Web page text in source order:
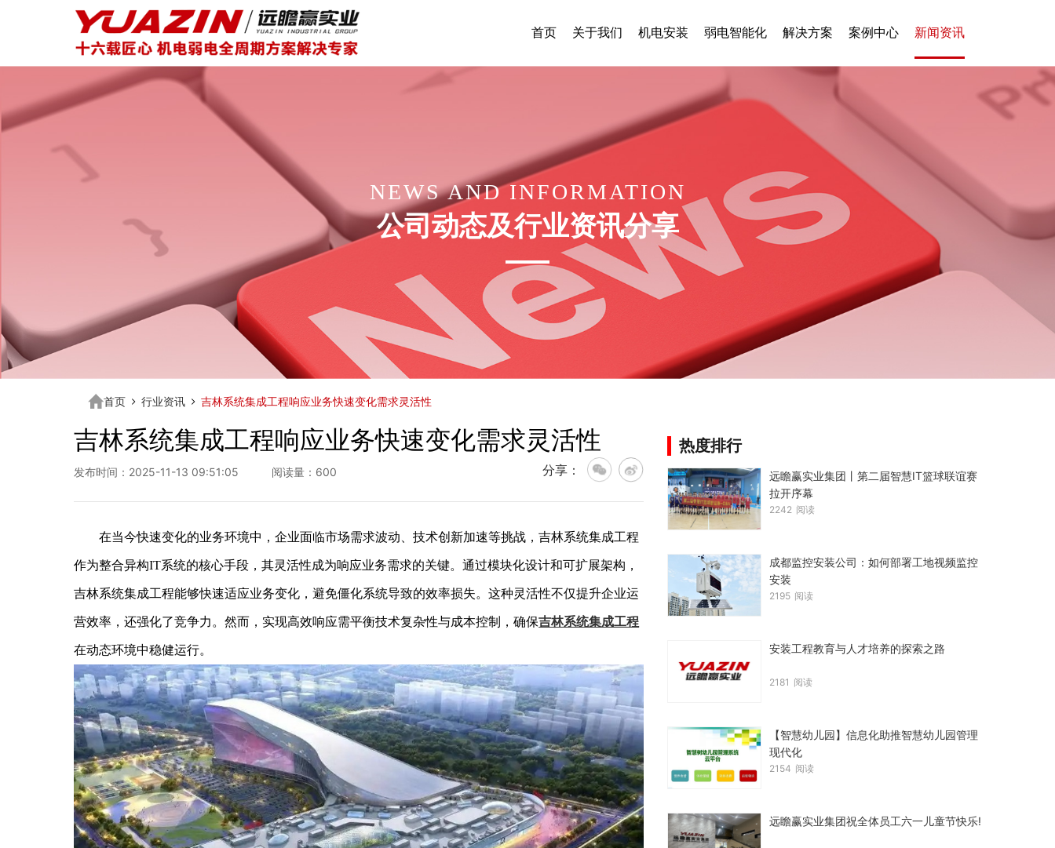
首页 关于我们 机电安装 弱电智能化 解决方案 案例中心 新闻资讯
NEWS AND INFORMATION
公司动态及行业资讯分享
首页 行业资讯 吉林系统集成工程响应业务快速变化需求灵活性
吉林系统集成工程响应业务快速变化需求灵活性
发布时间：2025-11-13 09:51:05 阅读量：600 分享：
在当今快速变化的业务环境中，企业面临市场需求波动、技术创新加速等挑战，吉林系统集成工程
作为整合异构IT系统的核心手段，其灵活性成为响应业务需求的关键。通过模块化设计和可扩展架构，
吉林系统集成工程能够快速适应业务变化，避免僵化系统导致的效率损失。这种灵活性不仅提升企业运
营效率，还强化了竞争力。然而，实现高效响应需平衡技术复杂性与成本控制，确保吉林系统集成工程
在动态环境中稳健运行。
热度排行
远瞻赢实业集团丨第二届智慧IT篮球联谊赛
拉开序幕
2242 阅读
成都监控安装公司：如何部署工地视频监控
安装
2195 阅读
安装工程教育与人才培养的探索之路
2181 阅读
【智慧幼儿园】信息化助推智慧幼儿园管理
现代化
2154 阅读
远瞻赢实业集团祝全体员工六一儿童节快乐!